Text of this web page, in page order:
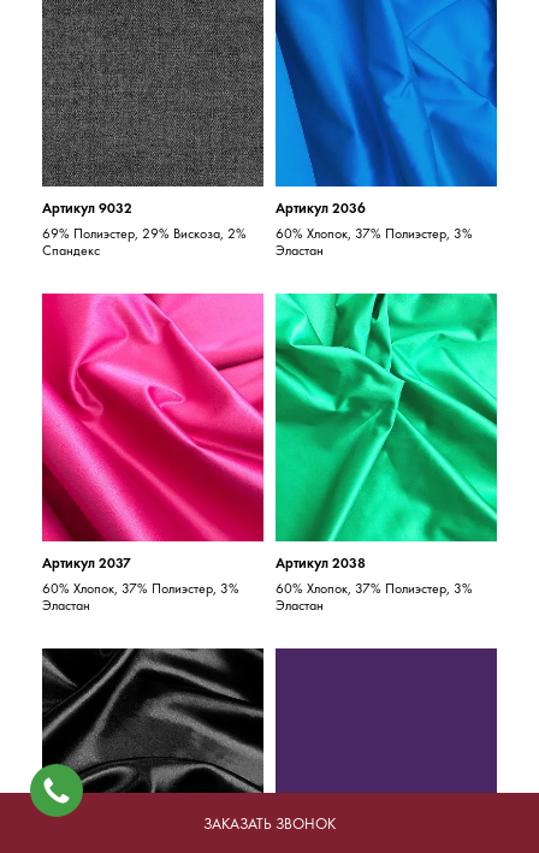
ЗАКАЗАТЬ ЗВОНОК
Артикул 9032
69% Полиэстер, 29% Вискоза, 2%
Спандекс
Артикул 2036
60% Хлопок, 37% Полиэстер, 3%
Эластан
Артикул 2037
60% Хлопок, 37% Полиэстер, 3%
Эластан
Артикул 2038
60% Хлопок, 37% Полиэстер, 3%
Эластан